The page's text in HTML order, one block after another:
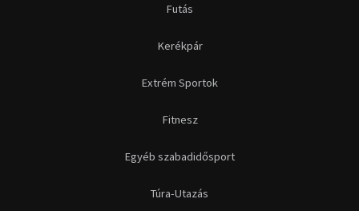
Futás
Kerékpár
Extrém Sportok
Fitnesz
Egyéb szabadidősport
Túra-Utazás